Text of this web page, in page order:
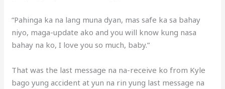
“Pahinga ka na lang muna dyan, mas safe ka sa bahay
niyo, maga-update ako and you will know kung nasa
bahay na ko, I love you so much, baby.”
That was the last message na na-receive ko from Kyle
bago yung accident at yun na rin yung last message na